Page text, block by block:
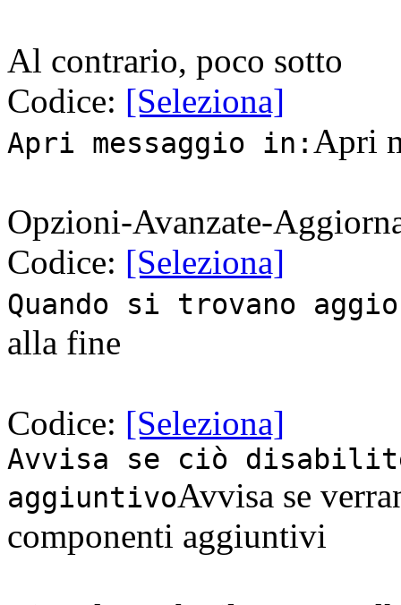
Al contrario, poco sotto
Codice: [Seleziona]
Apri messaggio in: Apri
Opzioni-Avanzate-
Codice: [Seleziona]
Quando si trovano
alla fine
Codice: [Seleziona]
Avvisa se ciò
aggiuntivoAvvisa se
componenti aggiuntivi